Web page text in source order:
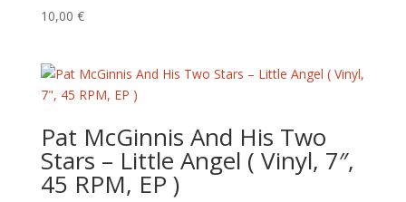
10,00 €
Pat McGinnis And His Two
Stars – Little Angel ( Vinyl, 7″,
45 RPM, EP )